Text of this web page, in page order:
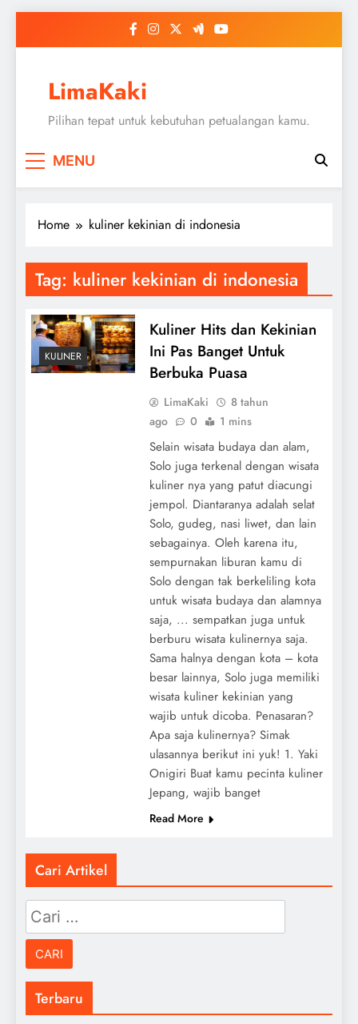
LimaKaki
Pilihan tepat untuk kebutuhan petualangan kamu.
MENU
Home kuliner kekinian di indonesia
Tag: kuliner kekinian di indonesia
KULINER
Kuliner Hits dan Kekinian
Ini Pas Banget Untuk
Berbuka Puasa
LimaKaki
8 tahun
ago
0 1 mins
Selain wisata budaya dan alam,
Solo juga terkenal dengan wisata
kuliner nya yang patut diacungi
jempol. Diantaranya adalah selat
Solo, gudeg, nasi liwet, dan lain
sebagainya. Oleh karena itu,
sempurnakan liburan kamu di
Solo dengan tak berkeliling kota
untuk wisata budaya dan alamnya
saja, ... sempatkan juga untuk
berburu wisata kulinernya saja.
Sama halnya dengan kota – kota
besar lainnya, Solo juga memiliki
wisata kuliner kekinian yang
wajib untuk dicoba. Penasaran?
Apa saja kulinernya? Simak
ulasannya berikut ini yuk! 1. Yaki
Onigiri Buat kamu pecinta kuliner
Jepang, wajib banget
Read More
Cari Artikel
Cari
untuk:
Terbaru